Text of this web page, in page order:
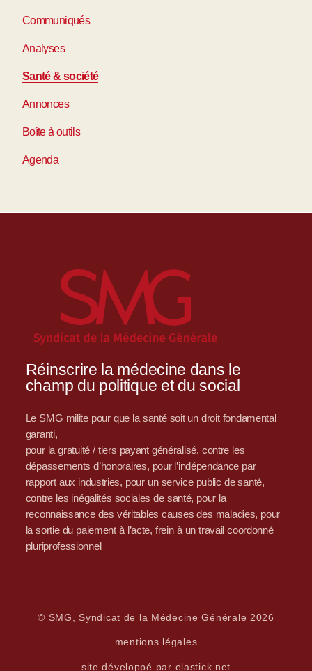
Communiqués
Analyses
Santé & société
Annonces
Boîte à outils
Agenda
Réinscrire la médecine dans le
champ du politique et du social
Le SMG milite pour que la santé soit un droit fondamental
garanti,
pour la gratuité / tiers payant généralisé, contre les
dépassements d’honoraires, pour l’indépendance par
rapport aux industries, pour un service public de santé,
contre les inégalités sociales de santé, pour la
reconnaissance des véritables causes des maladies, pour
la sortie du paiement à l’acte, frein à un travail coordonné
pluriprofessionnel
© SMG, Syndicat de la Médecine Générale 2026
mentions légales
site développé par elastick.net